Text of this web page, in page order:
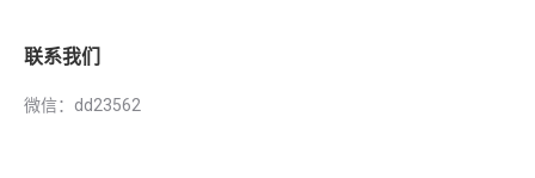
联系我们
微信：dd23562